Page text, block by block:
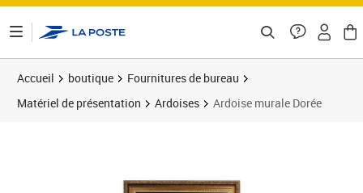
Accueil boutique
Fournitures de bureau
Matériel de présentation
Ardoises Ardoise murale Dorée